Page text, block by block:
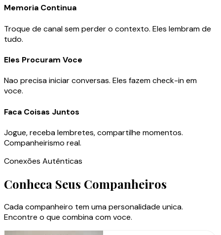
Memoria Continua
Troque de canal sem perder o contexto. Eles lembram de
tudo.
Eles Procuram Voce
Nao precisa iniciar conversas. Eles fazem check-in em
voce.
Faca Coisas Juntos
Jogue, receba lembretes, compartilhe momentos.
Companheirismo real.
Conexões Autênticas
Conheca Seus Companheiros
Cada companheiro tem uma personalidade unica.
Encontre o que combina com voce.